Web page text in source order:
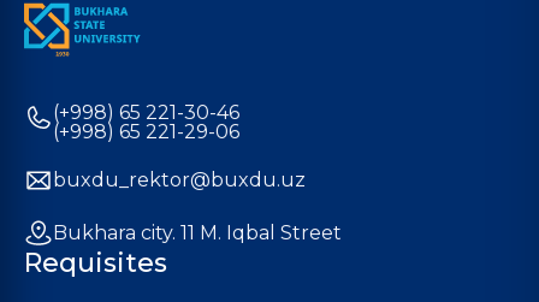
(+998) 65 221-30-46
(+998) 65 221-29-06
buxdu_rektor@buxdu.uz
Bukhara city. 11 M. Iqbal Street
Requisites